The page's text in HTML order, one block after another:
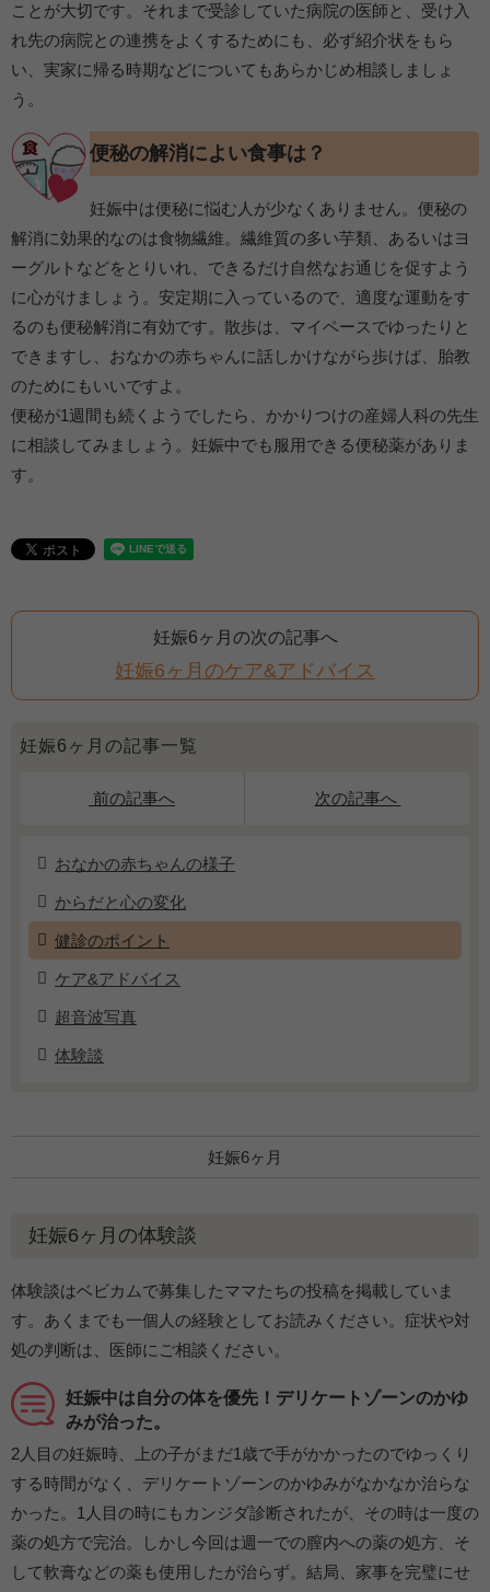
ことが大切です。それまで受診していた病院の医師と、受け入
れ先の病院との連携をよくするためにも、必ず紹介状をもら
い、実家に帰る時期などについてもあらかじめ相談しましょ
う。
便秘の解消によい食事は？
妊娠中は便秘に悩む人が少なくありません。便秘の
解消に効果的なのは食物繊維。繊維質の多い芋類、あるいはヨ
ーグルトなどをとりいれ、できるだけ自然なお通じを促すよう
に心がけましょう。安定期に入っているので、適度な運動をす
るのも便秘解消に有効です。散歩は、マイペースでゆったりと
できますし、おなかの赤ちゃんに話しかけながら歩けば、胎教
のためにもいいですよ。
便秘が1週間も続くようでしたら、かかりつけの産婦人科の先生
に相談してみましょう。妊娠中でも服用できる便秘薬がありま
す。
妊娠6ヶ月の次の記事へ
妊娠6ヶ月のケア&アドバイス
妊娠6ヶ月の記事一覧
前の記事へ 次の記事へ
おなかの赤ちゃんの様子
からだと心の変化
健診のポイント
ケア&アドバイス
超音波写真
体験談
妊娠6ヶ月
妊娠6ヶ月の体験談
体験談はベビカムで募集したママたちの投稿を掲載していま
す。あくまでも一個人の経験としてお読みください。症状や対
処の判断は、医師にご相談ください。
妊娠中は自分の体を優先！デリケートゾーンのかゆ
みが治った。
2人目の妊娠時、上の子がまだ1歳で手がかかったのでゆっくり
する時間がなく、デリケートゾーンのかゆみがなかなか治らな
かった。1人目の時にもカンジダ診断されたが、その時は一度の
薬の処方で完治。しかし今回は週一での膣内への薬の処方、そ
して軟膏などの薬も使用したが治らず。結局、家事を完璧にせ